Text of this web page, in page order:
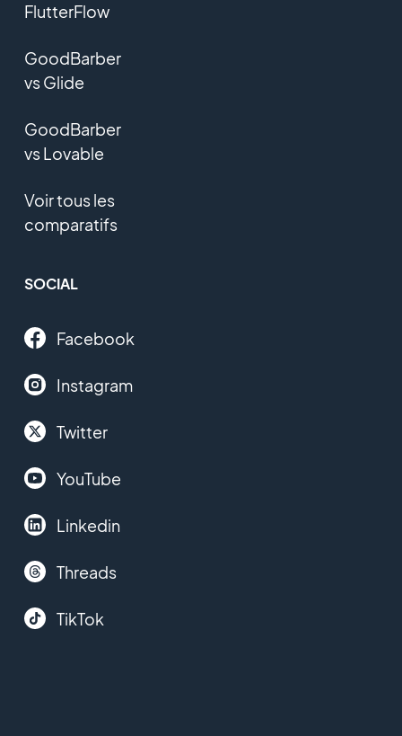
FlutterFlow
GoodBarber
vs Glide
GoodBarber
vs Lovable
Voir tous les
comparatifs
SOCIAL
Facebook
Instagram
Twitter
YouTube
Linkedin
Threads
TikTok